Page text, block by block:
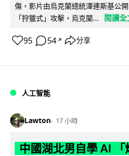
傷，影片由烏克蘭總統澤連斯基公
「狩獵式」攻擊，烏克蘭...
閱讀全
95 54 ↗ 分享
人工智能
Lawton 17 小時
中國湖北男自學 AI